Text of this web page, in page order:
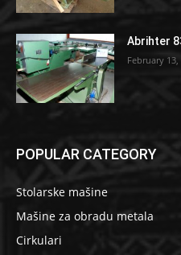
Abrihter
February 13,
POPULAR CATEGORY
Stolarske mašine
Mašine za obradu metala
Cirkulari